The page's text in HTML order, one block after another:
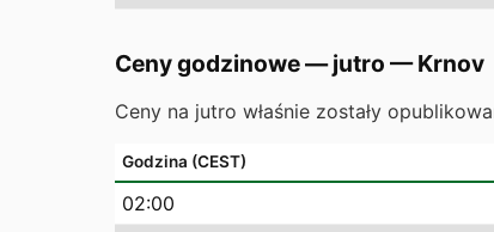
Ceny godzinowe — jutro —Krnov
Ceny na jutro właśnie zostały
Godzina (CEST)
02:00